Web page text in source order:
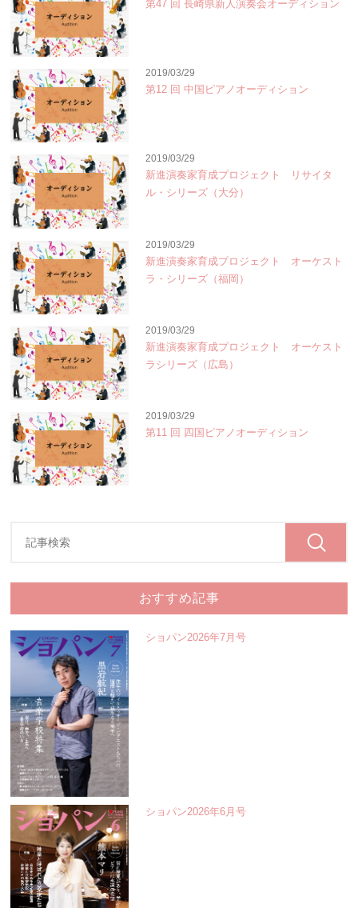
第47 回 長崎県新人演奏会オーディション
2019/03/29
第12 回 中国ピアノオーディション
2019/03/29
新進演奏家育成プロジェクト リサイタ
ル・シリーズ（大分）
2019/03/29
新進演奏家育成プロジェクト オーケスト
ラ・シリーズ（福岡）
2019/03/29
新進演奏家育成プロジェクト オーケスト
ラシリーズ（広島）
2019/03/29
第11 回 四国ピアノオーディション
おすすめ記事
ショパン2026年7月号
ショパン2026年6月号